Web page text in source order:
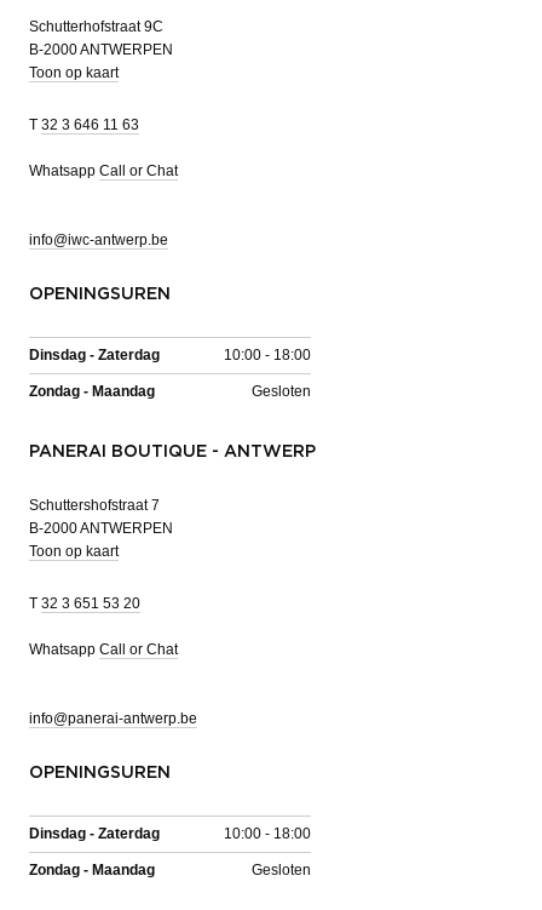
Schutterhofstraat 9C
B-2000 ANTWERPEN
Toon op kaart
T 32 3 646 11 63
Whatsapp Call or Chat
info@iwc-antwerp.be
OPENINGSUREN
Dinsdag - Zaterdag 10:00 - 18:00
Zondag - Maandag Gesloten
PANERAI BOUTIQUE - ANTWERP
Schuttershofstraat 7
B-2000 ANTWERPEN
Toon op kaart
T 32 3 651 53 20
Whatsapp Call or Chat
info@panerai-antwerp.be
OPENINGSUREN
Dinsdag - Zaterdag 10:00 - 18:00
Zondag - Maandag Gesloten